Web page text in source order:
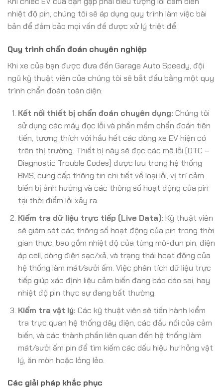
nhiệt độ pin, chúng tôi sẽ áp dụng quy trình làm việc bài
bản để đảm bảo mọi vấn đề được xử lý triệt để.
Quy trình chẩn đoán chuyên nghiệp
Khi xe của bạn được đưa đến Garage Auto Speedy, đội
ngũ kỹ thuật viên của chúng tôi sẽ bắt đầu bằng một quy
trình chẩn đoán toàn diện:
Kết nối thiết bị chẩn đoán chuyên dụng: Chúng tôi
sử dụng các máy đọc lỗi và phần mềm chẩn đoán tiên
tiến, tương thích với hầu hết các dòng xe EV hiện có
trên thị trường. Thiết bị này sẽ đọc các mã lỗi (DTC –
Diagnostic Trouble Codes) được lưu trong hệ thống
BMS, cung cấp thông tin chi tiết về loại lỗi, vị trí cảm
biến bị ảnh hưởng và các thông số hoạt động của pin
tại thời điểm lỗi xảy ra.
Kiểm tra dữ liệu trực tiếp (Live Data): Kỹ thuật viên
sẽ giám sát các thông số hoạt động của pin trong thời
gian thực, bao gồm nhiệt độ của từng mô-đun pin, điện
áp cell, dòng điện sạc/xả, và trạng thái hoạt động của
hệ thống làm mát/sưởi ấm. Việc phân tích dữ liệu trực
tiếp giúp xác định liệu cảm biến đang báo cáo sai, hay
nhiệt độ pin thực sự đang bất thường.
Kiểm tra vật lý: Các kỹ thuật viên sẽ tiến hành kiểm
tra trực quan hệ thống dây điện, các đầu nối của cảm
biến, và các thành phần liên quan đến hệ thống làm
mát/sưởi ấm pin để tìm kiếm các dấu hiệu hư hỏng vật
lý, ăn mòn hoặc lỏng lẻo.
Các giải pháp khắc phục